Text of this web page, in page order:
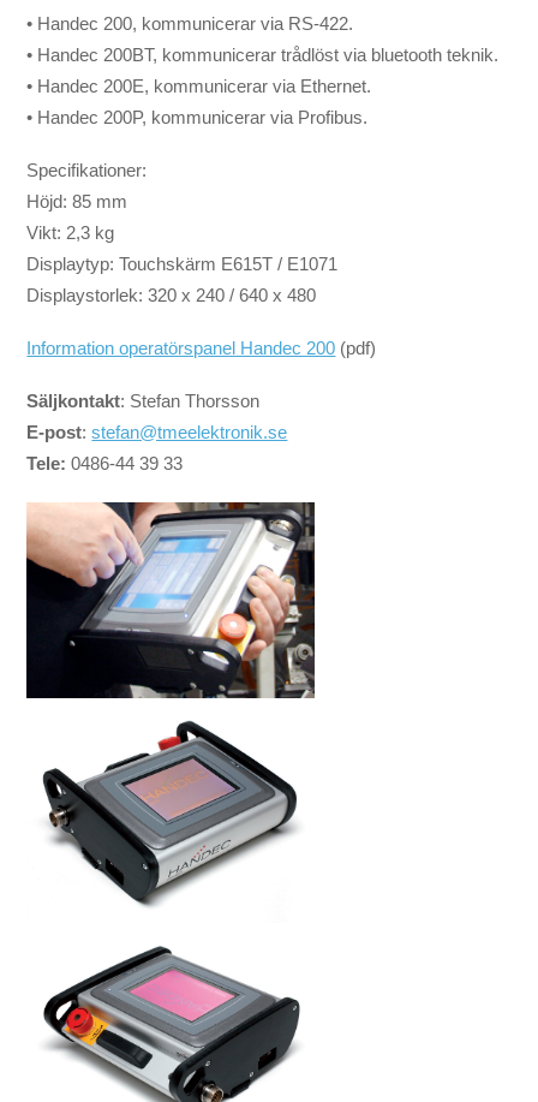
• Handec 200, kommunicerar via RS-422.
• Handec 200BT, kommunicerar trådlöst via bluetooth teknik.
• Handec 200E, kommunicerar via Ethernet.
• Handec 200P, kommunicerar via Profibus.
Specifikationer:
Höjd: 85 mm
Vikt: 2,3 kg
Displaytyp: Touchskärm E615T / E1071
Displaystorlek: 320 x 240 / 640 x 480
Information operatörspanel Handec 200 (pdf)
Säljkontakt: Stefan Thorsson
E-post:stefan@tmeelektronik.se
Tele: 0486-44 39 33